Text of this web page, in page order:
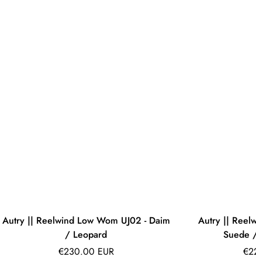
Autry || Reelwind Low Wom UJ02 - Daim
/ Leopard
Prix
€230.00 EUR
Autry ||
Suede